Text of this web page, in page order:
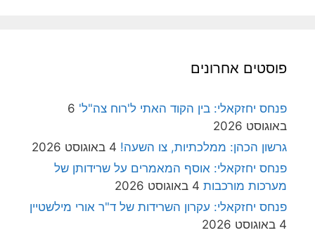
פוסטים אחרונים
פנחס יחזקאלי: בין הקוד האתי ל'רוח צה"ל' 6
באוגוסט 2026
גרשון הכהן: ממלכתיות, צו השעה! 4 באוגוסט 2026
פנחס יחזקאלי: אוסף המאמרים על שרידותן של
מערכות מורכבות 4 באוגוסט 2026
פנחס יחזקאלי: עקרון השרידות של ד"ר אורי מילשטיין
4 באוגוסט 2026